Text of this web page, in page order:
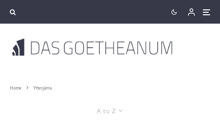
Home Ytterjärna
A to Z